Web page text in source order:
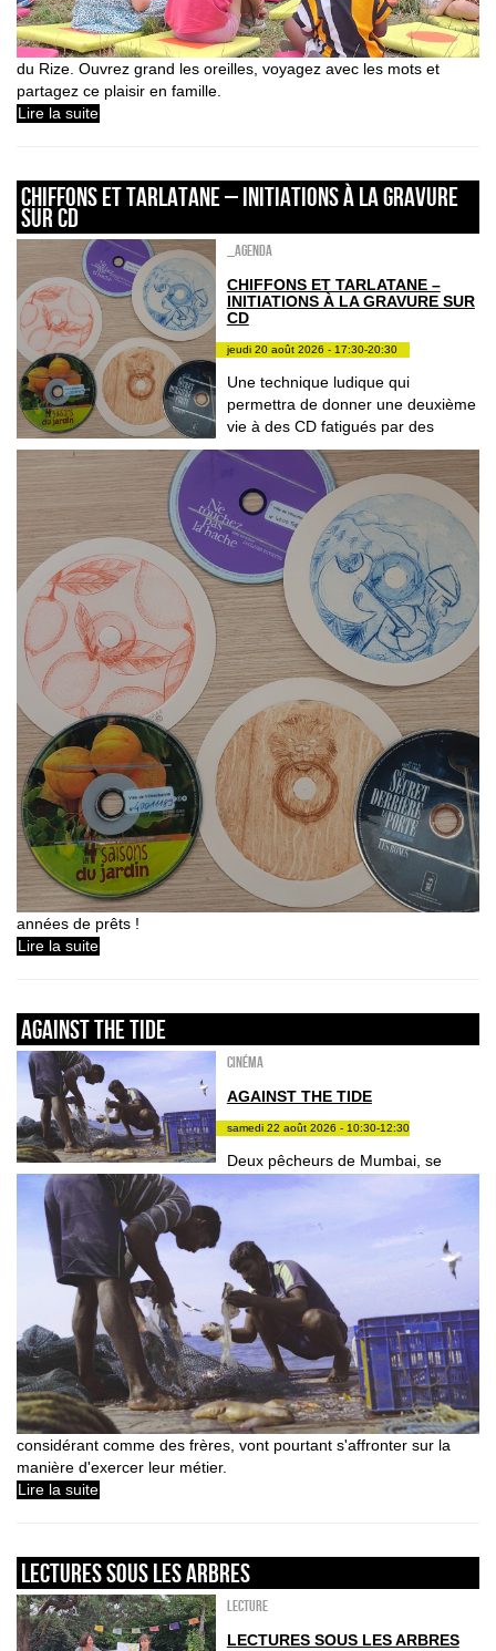
du Rize. Ouvrez grand les oreilles, voyagez avec les mots et
partagez ce plaisir en famille.
Lire la suite
CHIFFONS ET TARLATANE – INITIATIONS À LA GRAVURE
SUR CD
_Agenda
CHIFFONS ET TARLATANE –
INITIATIONS À LA GRAVURE SUR
CD
jeudi 20 août 2026 - 17:30-20:30
Une technique ludique qui
permettra de donner une deuxième
vie à des CD fatigués par des
années de prêts !
Lire la suite
AGAINST THE TIDE
Cinéma
AGAINST THE TIDE
samedi 22 août 2026 - 10:30-12:30
Deux pêcheurs de Mumbai, se
considérant comme des frères, vont pourtant s'affronter sur la
manière d'exercer leur métier.
Lire la suite
LECTURES SOUS LES ARBRES
Lecture
LECTURES SOUS LES ARBRES